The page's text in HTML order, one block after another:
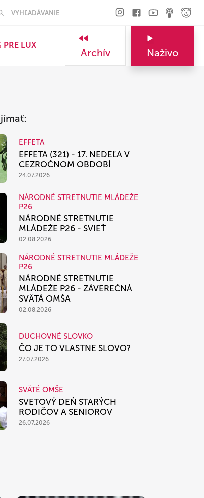
PRE LUX
Archív Naživo
EFFETA
EFFETA (321) - 17. NEDEĽA V
CEZROČNOM OBDOBÍ
24.07.2026
NÁRODNÉ STRETNUTIE MLÁDEŽE
P26
NÁRODNÉ STRETNUTIE
MLÁDEŽE P26 - SVIEŤ
02.08.2026
NÁRODNÉ STRETNUTIE MLÁDEŽE
P26
NÁRODNÉ STRETNUTIE
MLÁDEŽE P26 - ZÁVEREČNÁ
SVÄTÁ OMŠA
02.08.2026
DUCHOVNÉ SLOVKO
ČO JE TO VLASTNE SLOVO?
27.07.2026
SVÄTÉ OMŠE
SVETOVÝ DEŇ STARÝCH
RODIČOV A SENIOROV
26.07.2026